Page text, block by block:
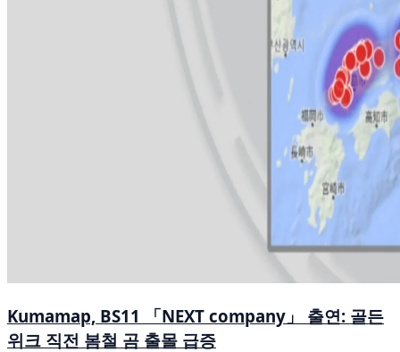
Kumamap, BS11 「NEXT company」 출연: 골든
위크 직전 봄철 곰 출몰 급증